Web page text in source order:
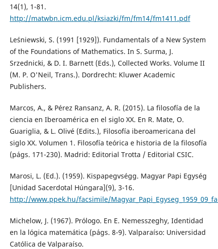
14(1), 1-81.
http://matwbn.icm.edu.pl/ksiazki/fm/fm14/fm1411.pdf
Leśniewski, S. (1991 [1929]). Fundamentals of a New System
of the Foundations of Mathematics. In S. Surma, J.
Srzednicki, & D. I. Barnett (Eds.), Collected Works. Volume II
(M. P. O'Neil, Trans.). Dordrecht: Kluwer Academic
Publishers.
Marcos, A., & Pérez Ransanz, A. R. (2015). La filosofía de la
ciencia en Iberoamérica en el siglo XX. En R. Mate, O.
Guariglia, & L. Olivé (Edits.), Filosofía iberoamericana del
siglo XX. Volumen 1. Filosofía teórica e historia de la filosofía
(págs. 171-230). Madrid: Editorial Trotta / Editorial CSIC.
Marosi, L. (Ed.). (1959). Kispapegvségg. Magyar Papi Egység
[Unidad Sacerdotal Húngara](9), 3-16.
http://www.ppek.hu/facsimile/
Michelow, J. (1967). Prólogo. En E. Nemesszeghy, Identidad
en la lógica matemática (págs. 8-9). Valparaíso: Universidad
Católica de Valparaíso.